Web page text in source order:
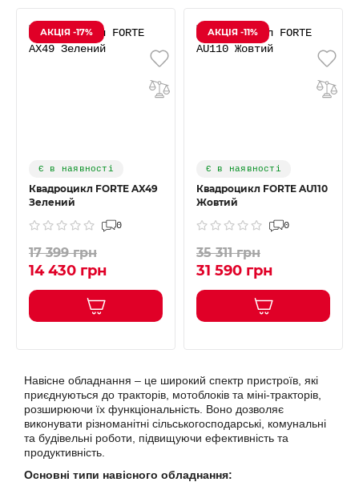
АКЦІЯ -17%
Є в наявності
Квадроцикл FORTE AX49
Зелений
0
17 399 грн
14 430 грн
АКЦІЯ -11%
Є в наявності
Квадроцикл FORTE AU110
Жовтий
0
35 311 грн
31 590 грн
Навісне обладнання – це широкий спектр пристроїв, які
приєднуються до тракторів, мотоблоків та міні-тракторів,
розширюючи їх функціональність. Воно дозволяє
виконувати різноманітні сільськогосподарські, комунальні
та будівельні роботи, підвищуючи ефективність та
продуктивність.
Основні типи навісного обладнання: